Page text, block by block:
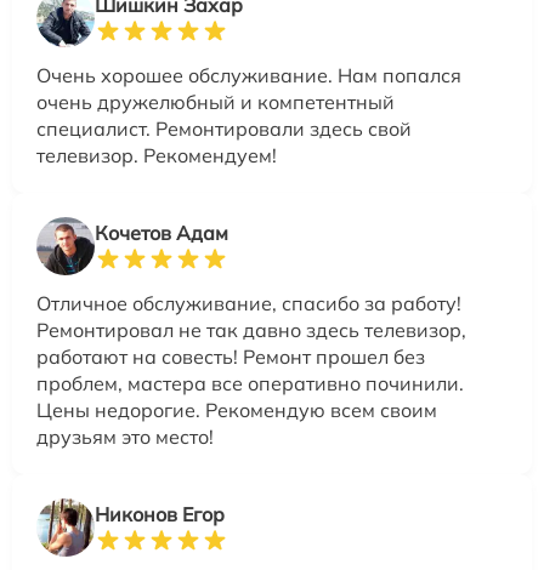
Очень хорошее обслуживание. Нам попался
очень дружелюбный и компетентный
специалист. Ремонтировали здесь свой
телевизор. Рекомендуем!
Кочетов Адам
Отличное обслуживание, спасибо за работу!
Ремонтировал не так давно здесь телевизор,
работают на совесть! Ремонт прошел без
проблем, мастера все оперативно починили.
Цены недорогие. Рекомендую всем своим
друзьям это место!
Никонов Егор